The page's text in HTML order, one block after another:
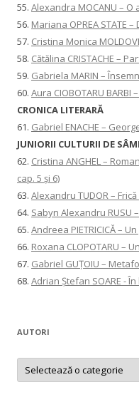
55. Alexandra MOCANU – O
56. Mariana OPREA STATE –
57. Cristina Monica
58. Cătălina CRISTACHE –
59. Gabriela MARIN –
60. Aura CIOBOTARU
CRONICA LITERARĂ
61. Gabriel ENACHE –
JUNIORII CULTURII DE
62. Cristina ANGHEL –
cap. 5 și 6)
63. Alexandru TUDOR –
64. Sabyn Alexandru RUSU
65. Andreea PIETRICICĂ –
66. Roxana CLOPOTARU –
67. Gabriel GUȚOIU –
68. Adrian Ștefan SOARE -
AUTORI
AUTORI